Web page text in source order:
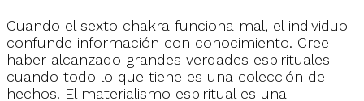
Cuando el sexto chakra funciona mal, el individuo
confunde información con conocimiento. Cree
haber alcanzado grandes verdades espirituales
cuando todo lo que tiene es una colección de
hechos. El materialismo espiritual es una